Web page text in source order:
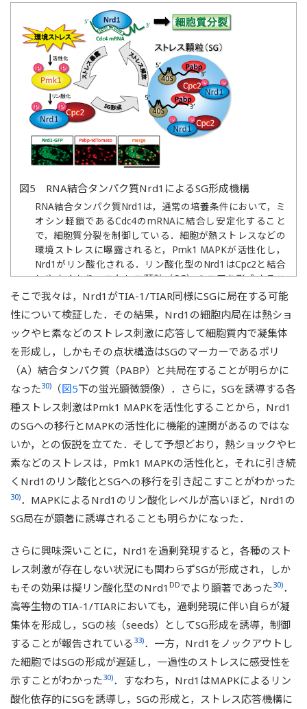
図5 RNA結合タンパク質Nrd1によるSG形成機構
RNA結合タンパク質Nrd1は，通常の培養条件において，ミ
オシン軽鎖であるCdc4のmRNAに結合し安定化すること
で，細胞質分裂を制御している．細胞が熱ストレスなどの
環境ストレスに曝露されると，Pmk1 MAPKが活性化し，
Nrd1がリン酸化される．リン酸化型のNrd1はCpc2と結合
しやすくなり，ストレス顆粒（SG）のコアを形成するこ
とでストレス耐性に関わる．ひとたびストレスから解放さ
れると，Nrd1はSGから離脱し，再び細胞質分裂を制御す
る（上図）．分裂酵母の染色体上に導入したNrd1とPABP
の局在を示す蛍光顕微鏡写真（下図）．それぞれ蛍光タン
パク質GFP，tdTomatoとの融合タンパク質として発現さ
せた．写真下のバーは10 µmを示す．
そこで我々は，Nrd1がTIA-1/TIAR同様にSGに局在する可能
性について検証した．その結果，Nrd1の細胞内局在は熱ショ
ックやヒ素などのストレス刺激に応答して細胞質内で凝集体
を形成し，しかもその点状構造はSGのマーカーであるポリ
（A）結合タンパク質（PABP）と共局在することが明らかに
なった30) （図5下の蛍光顕微鏡像）．さらに，SGを誘導する各
種ストレス刺激はPmk1 MAPKを活性化することから，Nrd1
のSGへの移行とMAPKの活性化に機能的連関があるのではな
いか，との仮説を立てた．そして予想どおり，熱ショックやヒ
素などのストレスは，Pmk1 MAPKの活性化と，それに引き続
くNrd1のリン酸化とSGへの移行を引き起こすことがわかった
30)．MAPKによるNrd1のリン酸化レベルが高いほど，Nrd1の
SG局在が顕著に誘導されることも明らかになった．
さらに興味深いことに，Nrd1を過剰発現すると，各種のスト
レス刺激が存在しない状況にも関わらずSGが形成され，しか
もその効果は擬リン酸化型のNrd1 DDでより顕著であった30)．
高等生物のTIA-1/TIARにおいても，過剰発現に伴い自らが凝
集体を形成し，SGの核（seeds）としてSG形成を誘導，制御
することが報告されている 33)．一方，Nrd1をノックアウトし
た細胞ではSGの形成が遅延し，一過性のストレスに感受性を
示すことがわかった30)．すなわち，Nrd1はMAPKによるリン
酸化依存的にSGを誘導し，SGの形成と，ストレス応答機構に